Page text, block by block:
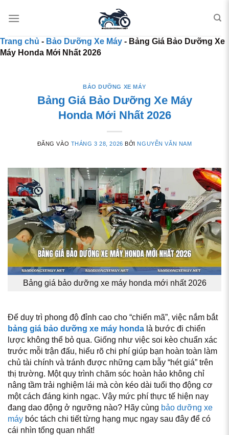
Trang chủ - Bảo Dưỡng Xe Máy - Bảng Giá Bảo Dưỡng Xe
Máy Honda Mới Nhất 2026
BẢO DƯỠNG XE MÁY
Bảng Giá Bảo Dưỡng Xe Máy
Honda Mới Nhất 2026
ĐĂNG VÀO THÁNG 3 28, 2026 BỞI NGUYỄN VĂN NAM
Bảng giá bảo dưỡng xe máy honda mới nhất 2026
Để duy trì phong độ đỉnh cao cho “chiến mã”, việc nắm bắt
bảng giá bảo dưỡng xe máy honda là bước đi chiến
lược không thể bỏ qua. Giống như việc soi kèo chuẩn xác
trước mỗi trận đấu, hiểu rõ chi phí giúp bạn hoàn toàn làm
chủ tài chính và tránh được những cạm bẫy “hét giá” trên
thị trường. Một quy trình chăm sóc hoàn hảo không chỉ
nâng tầm trải nghiệm lái mà còn kéo dài tuổi thọ động cơ
một cách đáng kinh ngạc. Vậy mức phí thực tế hiện nay
đang dao động ở ngưỡng nào? Hãy cùng bảo dưỡng xe
máy bóc tách chi tiết từng hạng mục ngay sau đây để có
cái nhìn tổng quan nhất!